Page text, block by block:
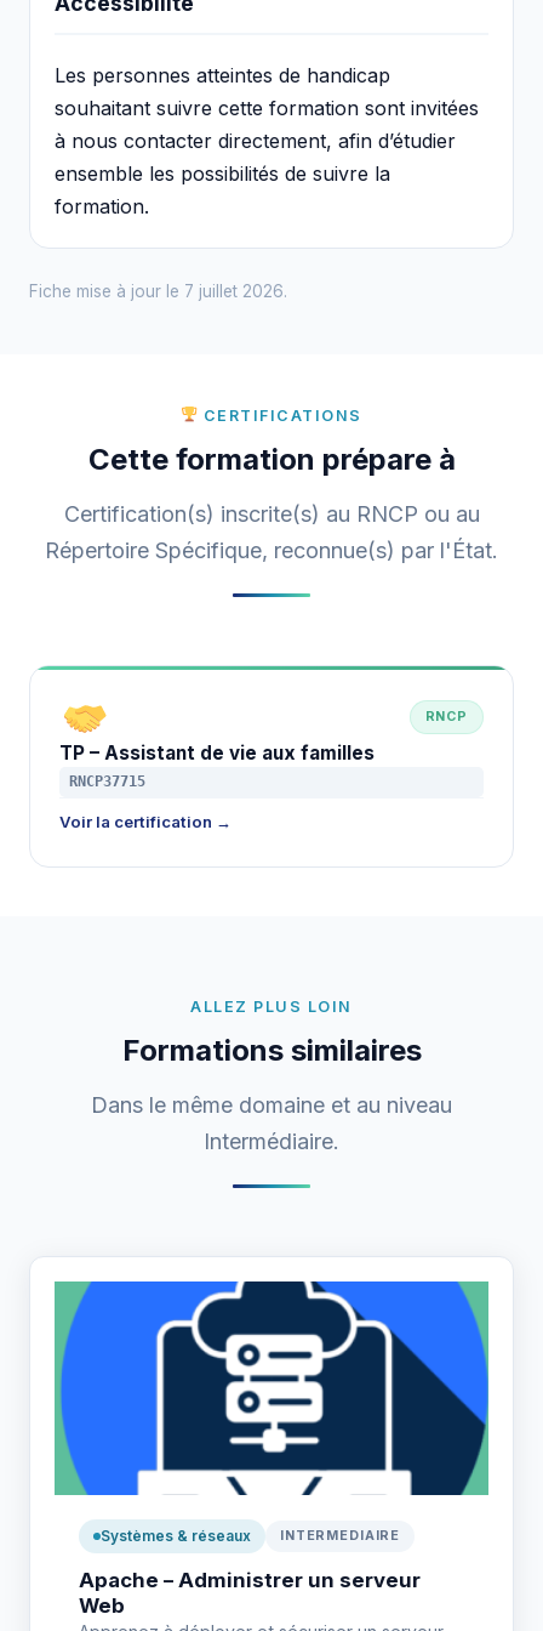
Les personnes atteintes de handicap
souhaitant suivre cette formation sont invitées
à nous contacter directement, afin d’étudier
ensemble les possibilités de suivre la
formation.
Fiche mise à jour le 7 juillet 2026.
CERTIFICATIONS
Cette formation prépare à
Certification(s) inscrite(s) au RNCP ou au
Répertoire Spécifique, reconnue(s) par l'État.
RNCP
TP – Assistant de vie aux familles
RNCP37715
Voir la certification →
ALLEZ PLUS LOIN
Formations similaires
Dans le même domaine et au niveau
Intermédiaire.
Systèmes & réseaux INTERMEDIAIRE
Apache – Administrer un serveur
Web